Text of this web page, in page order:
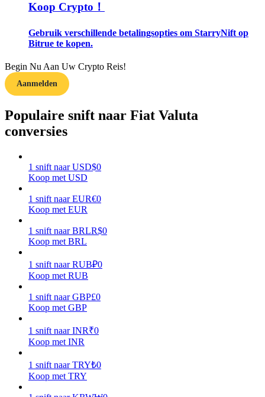
Handelsstrategieën
Verdienen
Macht varkentje
Verdien dagelijks competitieve beloningen
Koop Crypto！
Gebruik verschillende betalingsopties om StarryNift op
Bitrue te kopen.
Begin Nu Aan Uw Crypto Reis!
Aanmelden
Populaire snift naar Fiat Valuta
conversies
1 snift naar USD$0
Koop met USD
1 snift naar EUR€0
Koop met EUR
1 snift naar BRLR$0
Koop met BRL
1 snift naar RUB₽0
Koop met RUB
1 snift naar GBP£0
Koop met GBP
1 snift naar INR₹0
Koop met INR
1 snift naar TRY₺0
Koop met TRY